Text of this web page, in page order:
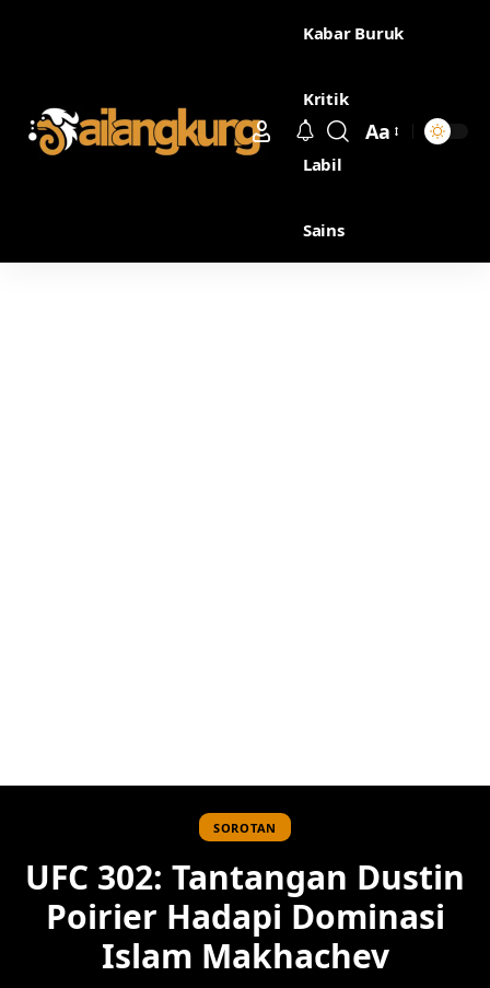
Kabar Buruk
Kritik
Labil
Sains
Aa
SOROTAN
UFC 302: Tantangan Dustin
Poirier Hadapi Dominasi
Islam Makhachev